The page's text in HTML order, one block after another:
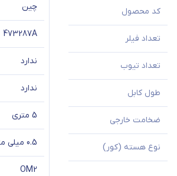
کد محصول
تعداد فیلر
تعداد تیوب
طول کابل
ضخامت خارجی
نوع هسته (کور)
چین
473287A
ندارد
ندارد
5 متری
0.5 میلی متر
OM2